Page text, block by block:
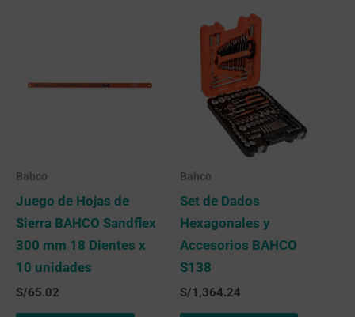
Bahco
Juego de Hojas de
Sierra BAHCO Sandflex
300 mm 18 Dientes x
10 unidades
S/65.02
Bahco
Set de Dados
Hexagonales y
Accesorios BAHCO
S138
S/1,364.24